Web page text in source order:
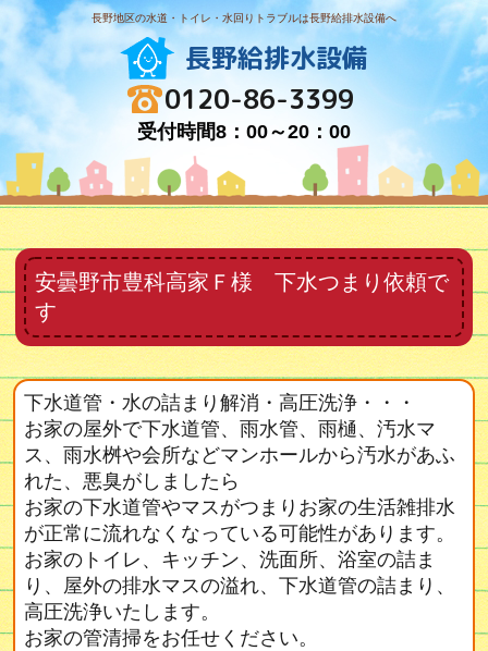
長野地区の水道・トイレ・水回りトラブルは長野給排水設備へ
長野給排水設備
0120-86-3399
受付時間8：00～20：00
安曇野市豊科高家Ｆ様 下水つまり依頼で
す
下水道管・水の詰まり解消・高圧洗浄・・・
お家の屋外で下水道管、雨水管、雨樋、汚水マ
ス、雨水桝や会所などマンホールから汚水があふ
れた、悪臭がしましたら
お家の下水道管やマスがつまりお家の生活雑排水
が正常に流れなくなっている可能性があります。
お家のトイレ、キッチン、洗面所、浴室の詰ま
り、屋外の排水マスの溢れ、下水道管の詰まり、
高圧洗浄いたします。
お家の管清掃をお任せください。